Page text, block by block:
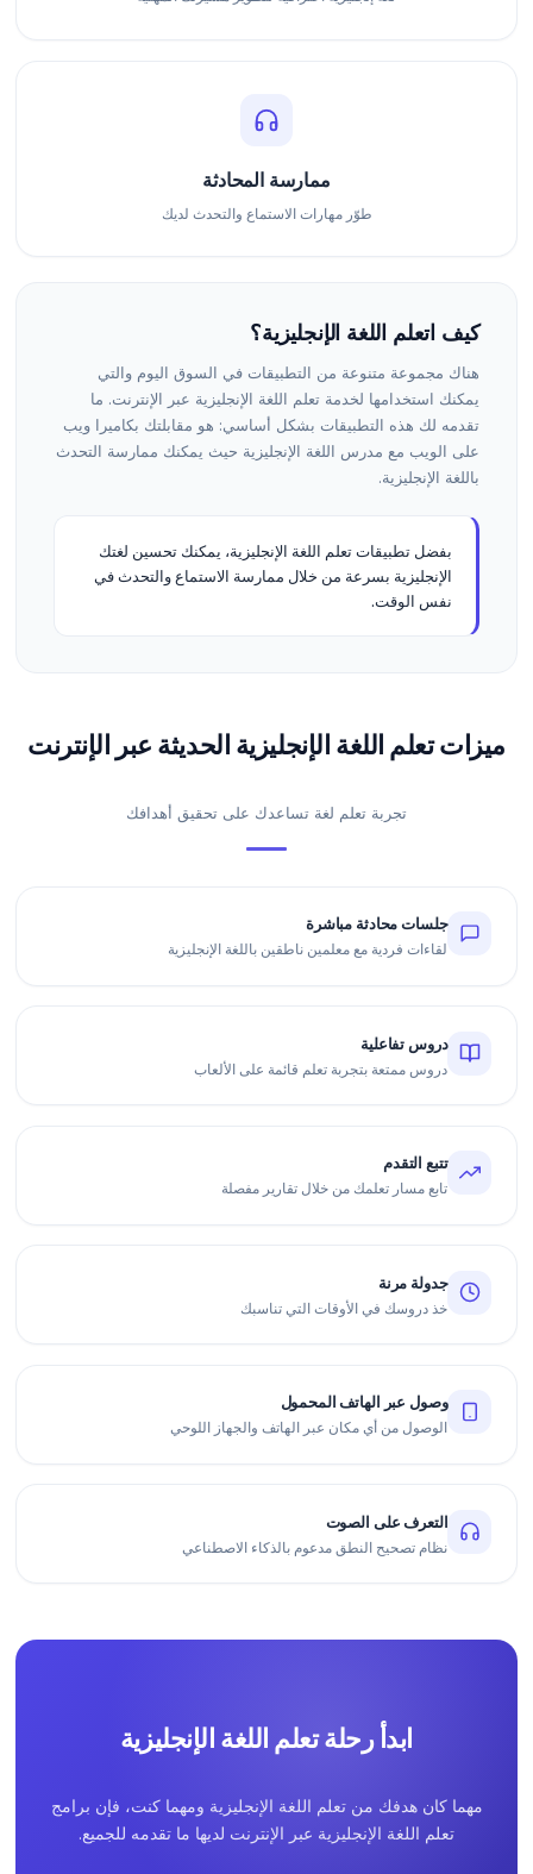
ممارسة المحادثة
طوّر مهارات الاستماع والتحدث لديك
كيف اتعلم اللغة الإنجليزية؟
هناك مجموعة متنوعة من التطبيقات في السوق اليوم والتي
يمكنك استخدامها لخدمة تعلم اللغة الإنجليزية عبر الإنترنت. ما
تقدمه لك هذه التطبيقات بشكل أساسي: هو مقابلتك بكاميرا ويب
على الويب مع مدرس اللغة الإنجليزية حيث يمكنك ممارسة التحدث
باللغة الإنجليزية.
بفضل تطبيقات تعلم اللغة الإنجليزية، يمكنك تحسين لغتك
الإنجليزية بسرعة من خلال ممارسة الاستماع والتحدث في
نفس الوقت.
ميزات تعلم اللغة الإنجليزية الحديثة عبر الإنترنت
تجربة تعلم لغة تساعدك على تحقيق أهدافك
جلسات محادثة مباشرة
لقاءات فردية مع معلمين ناطقين باللغة الإنجليزية
دروس تفاعلية
دروس ممتعة بتجربة تعلم قائمة على الألعاب
تتبع التقدم
تابع مسار تعلمك من خلال تقارير مفصلة
جدولة مرنة
خذ دروسك في الأوقات التي تناسبك
وصول عبر الهاتف المحمول
الوصول من أي مكان عبر الهاتف والجهاز اللوحي
التعرف على الصوت
نظام تصحيح النطق مدعوم بالذكاء الاصطناعي
ابدأ رحلة تعلم اللغة الإنجليزية
مهما كان هدفك من تعلم اللغة الإنجليزية ومهما كنت، فإن برامج
تعلم اللغة الإنجليزية عبر الإنترنت لديها ما تقدمه للجميع.